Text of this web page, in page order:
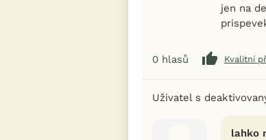
jen na
0 hlasů Kvalitní
Uživatel s
lahko